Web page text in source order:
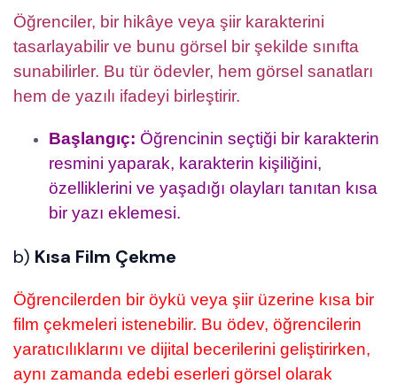
Öğrenciler, bir hikâye veya şiir karakterini
tasarlayabilir ve bunu görsel bir şekilde sınıfta
sunabilirler. Bu tür ödevler, hem görsel sanatları
hem de yazılı ifadeyi birleştirir.
Başlangıç: Öğrencinin seçtiği bir karakterin
resmini yaparak, karakterin kişiliğini,
özelliklerini ve yaşadığı olayları tanıtan kısa
bir yazı eklemesi.
b) Kısa Film Çekme
Öğrencilerden bir öykü veya şiir üzerine kısa bir
film çekmeleri istenebilir. Bu ödev, öğrencilerin
yaratıcılıklarını ve dijital becerilerini geliştirirken,
aynı zamanda edebi eserleri görsel olarak